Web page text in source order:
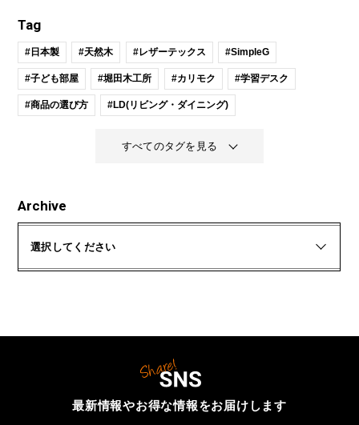
Tag
#日本製 #天然木 #レザーテックス #SimpleG
#子ども部屋 #堀田木工所 #カリモク #学習デスク
#商品の選び方 #LD(リビング・ダイニング)
すべてのタグを見る
Archive
選択してください
最新情報やお得な情報をお届けします